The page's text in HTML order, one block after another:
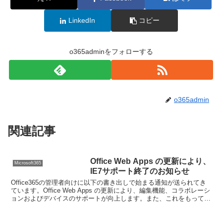
LinkedIn コピー
o365adminをフォローする
o365admin
関連記事
Microsoft365
Office Web Apps の更新により、
IE7サポート終了のお知らせ
Office365の管理者向けに以下の書き出しで始まる通知が送られてき
ています。Office Web Apps の更新により、編集機能、コラボレーシ
ョンおよびデバイスのサポートが向上します。また、これをもって